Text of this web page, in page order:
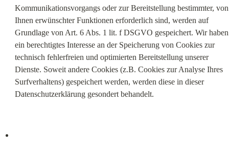
Kommunikationsvorgangs oder zur Bereitstellung bestimmter, von
Ihnen erwünschter Funktionen erforderlich sind, werden auf
Grundlage von Art. 6 Abs. 1 lit. f DSGVO gespeichert. Wir haben
ein berechtigtes Interesse an der Speicherung von Cookies zur
technisch fehlerfreien und optimierten Bereitstellung unserer
Dienste. Soweit andere Cookies (z.B. Cookies zur Analyse Ihres
Surfverhaltens) gespeichert werden, werden diese in dieser
Datenschutzerklärung gesondert behandelt.